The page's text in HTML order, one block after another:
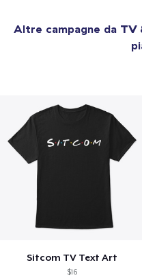
Altre campagne da TV
Sitcom TV Text Art
$16